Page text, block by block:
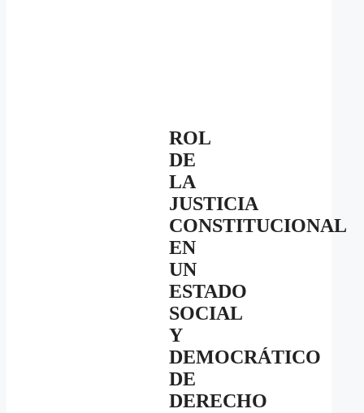
ROL
DE
LA
JUSTICIA
CONSTITUCIONAL
EN
UN
ESTADO
SOCIAL
Y
DEMOCRÁTICO
DE
DERECHO